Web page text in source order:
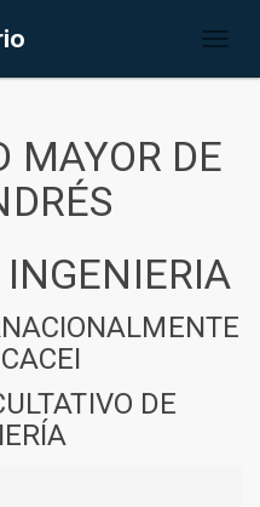
MAYOR DE
INGENIERIA
DE